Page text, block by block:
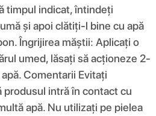
timpul indicat, întindeți
și apoi clătiți-l bine cu apă
Îngrijirea măștii: Aplicați o
umed, lăsați să acționeze 2-
Comentarii Evitați
produsul intră în contact cu
apă. Nu utilizați pe pielea